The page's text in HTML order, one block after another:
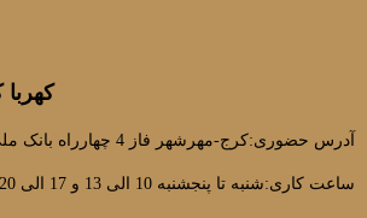
آدرس حضوری:کرج-مهرشهر فاز 4 چهارراه بانک ملی نبش خیابان 412
ساعت کاری:شنبه تا پنجشنبه 10 الی 13 و 17 الی 20